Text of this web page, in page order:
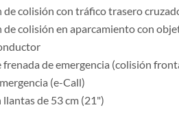
colisión con tráfico trasero
colisión en aparcamiento con
frenada de emergencia (colisión
(e-Call)
de 53 cm (21")